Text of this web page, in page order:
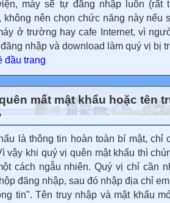
máy sẽ tự đăng nhập luôn (rất
không nên chọn chức năng này nếu
ở trường hay cafe Internet, vì
nhập và download làm quý vị bị
đầu trang
mất mật khẩu hoặc tên
là thông tin hoàn toàn bí mật,
vậy khi quý vị quên mật khẩu thì
cách ngẫu nhiên. Quý vị chỉ cần
đăng nhập, sau đó nhập địa chỉ
tin". Tên truy nhập và mật khẩu